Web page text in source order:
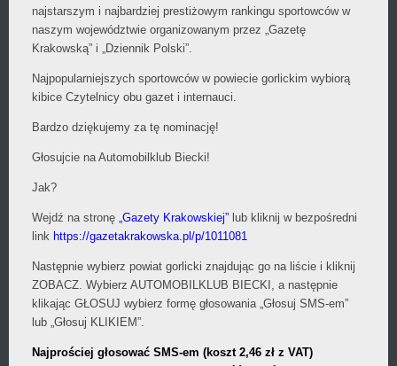
najstarszym i najbardziej prestiżowym rankingu sportowców w
naszym województwie organizowanym przez „Gazetę
Krakowską” i „Dziennik Polski”.
Najpopularniejszych sportowców w powiecie gorlickim wybiorą
kibice Czytelnicy obu gazet i internauci.
Bardzo dziękujemy za tę nominację!
Głosujcie na Automobilklub Biecki!
Jak?
Wejdź na stronę „Gazety Krakowskiej” lub kliknij w bezpośredni
link https://gazetakrakowska.pl/p/1011081
Następnie wybierz powiat gorlicki znajdując go na liście i kliknij
ZOBACZ. Wybierz AUTOMOBILKLUB BIECKI, a następnie
klikając GŁOSUJ wybierz formę głosowania „Głosuj SMS-em”
lub „Głosuj KLIKIEM”.
Najprościej głosować SMS-em (koszt 2,46 zł z VAT)